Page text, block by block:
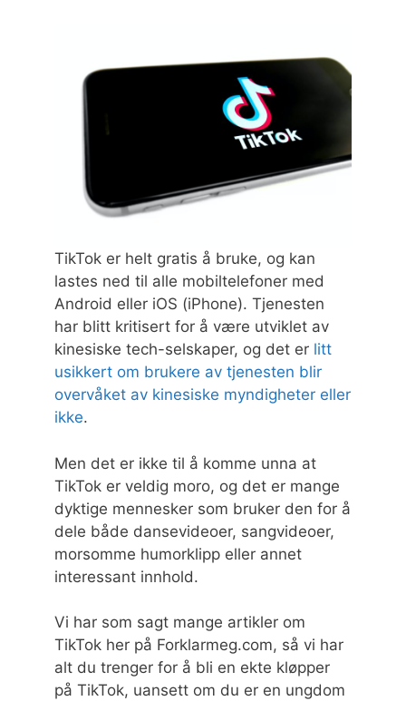
TikTok er helt gratis å bruke, og kan
lastes ned til alle mobiltelefoner med
Android eller iOS (iPhone). Tjenesten
har blitt kritisert for å være utviklet av
kinesiske tech-selskaper, og det er litt
usikkert om brukere av tjenesten blir
overvåket av kinesiske myndigheter eller
ikke.
Men det er ikke til å komme unna at
TikTok er veldig moro, og det er mange
dyktige mennesker som bruker den for å
dele både dansevideoer, sangvideoer,
morsomme humorklipp eller annet
interessant innhold.
Vi har som sagt mange artikler om
TikTok her på Forklarmeg.com, så vi har
alt du trenger for å bli en ekte kløpper
på TikTok, uansett om du er en ungdom